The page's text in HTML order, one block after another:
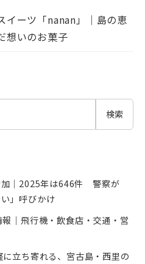
イーツ「nanan」｜島の恵
想いのお菓子
検索
加｜2025年は646件 警察が
」呼びかけ
｜飛行機・飲食店・交通・営
立ち寄れる、宮古島・西里の